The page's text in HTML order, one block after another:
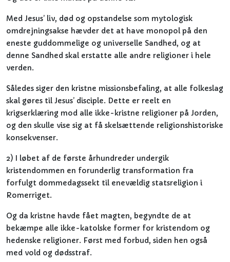
Med Jesus’ liv, død og opstandelse som mytologisk
omdrejningsakse hævder det at have monopol på den
eneste guddommelige og universelle Sandhed, og at
denne Sandhed skal erstatte alle andre religioner i hele
verden.
Således siger den kristne missionsbefaling, at alle folkeslag
skal gøres til Jesus’ disciple. Dette er reelt en
krigserklæring mod alle ikke-kristne religioner på Jorden,
og den skulle vise sig at få skelsættende religionshistoriske
konsekvenser.
2) I løbet af de første århundreder undergik
kristendommen en forunderlig transformation fra
forfulgt dommedagssekt til enevældig statsreligion i
Romerriget.
Og da kristne havde fået magten, begyndte de at
bekæmpe alle ikke-katolske former for kristendom og
hedenske religioner. Først med forbud, siden hen også
med vold og dødsstraf.